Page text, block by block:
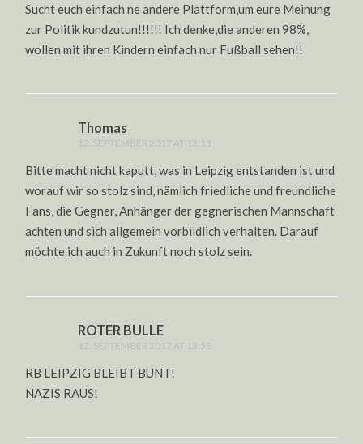
Sucht euch einfach ne andere Plattform,um eure Meinung
zur Politik kundzutun!!!!!! Ich denke,die anderen 98%,
wollen mit ihren Kindern einfach nur Fußball sehen!!
Thomas
12. SEPTEMBER 2017 AT 13:13
Bitte macht nicht kaputt, was in Leipzig entstanden ist und
worauf wir so stolz sind, nämlich friedliche und freundliche
Fans, die Gegner, Anhänger der gegnerischen Mannschaft
achten und sich allgemein vorbildlich verhalten. Darauf
möchte ich auch in Zukunft noch stolz sein.
ROTER BULLE
12. SEPTEMBER 2017 AT 13:58
RB LEIPZIG BLEIBT BUNT!
NAZIS RAUS!